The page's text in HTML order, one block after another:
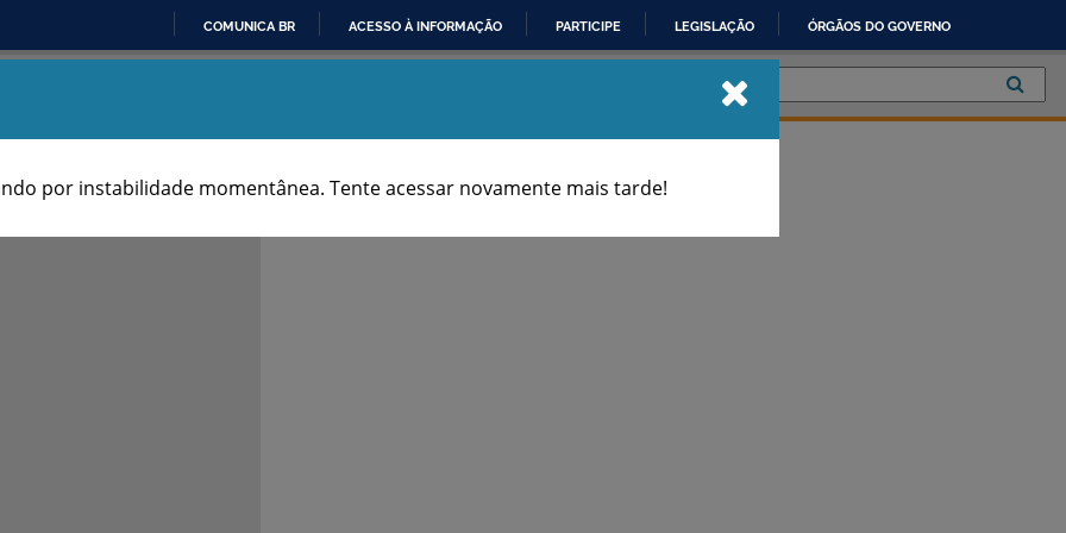
IR
CONTEÚDO
COMUNICA BR ACESSO À INFORMAÇÃO PARTICIPE LEGISLAÇÃO ÓRGÃOS DO GOVERNO
por instabilidade momentânea. Tente acessar novamente mais tarde!